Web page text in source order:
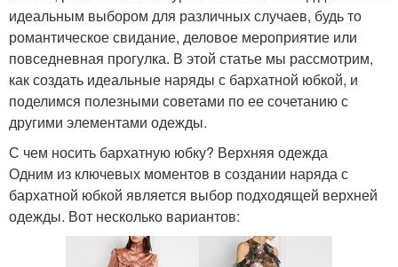
идеальным выбором для различных случаев, будь то
романтическое свидание, деловое мероприятие или
повседневная прогулка. В этой статье мы рассмотрим,
как создать идеальные наряды с бархатной юбкой, и
поделимся полезными советами по ее сочетанию с
другими элементами одежды.
С чем носить бархатную юбку? Верхняя одежда
Одним из ключевых моментов в создании наряда с
бархатной юбкой является выбор подходящей верхней
одежды. Вот несколько вариантов: